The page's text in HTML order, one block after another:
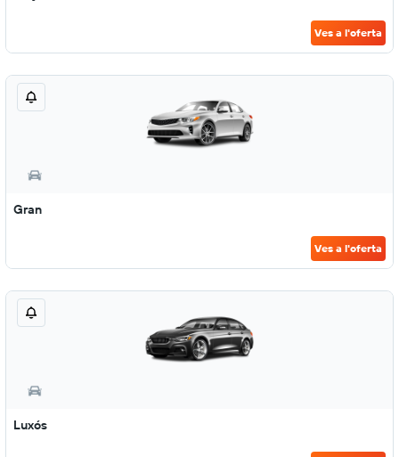
Ves a l'oferta
Gran
Ves a l'oferta
Luxós